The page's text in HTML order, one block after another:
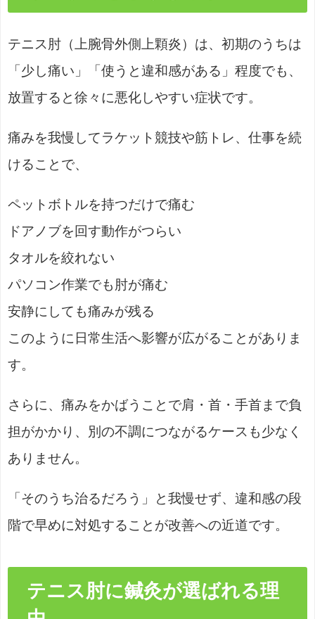
テニス肘（上腕骨外側上顆炎）は、初期のうちは
「少し痛い」「使うと違和感がある」程度でも、
放置すると徐々に悪化しやすい症状です。
痛みを我慢してラケット競技や筋トレ、仕事を続
けることで、
ペットボトルを持つだけで痛む
ドアノブを回す動作がつらい
タオルを絞れない
パソコン作業でも肘が痛む
安静にしても痛みが残る
このように日常生活へ影響が広がることがありま
す。
さらに、痛みをかばうことで肩・首・手首まで負
担がかかり、別の不調につながるケースも少なく
ありません。
「そのうち治るだろう」と我慢せず、違和感の段
階で早めに対処することが改善への近道です。
テニス肘に鍼灸が選ばれる理